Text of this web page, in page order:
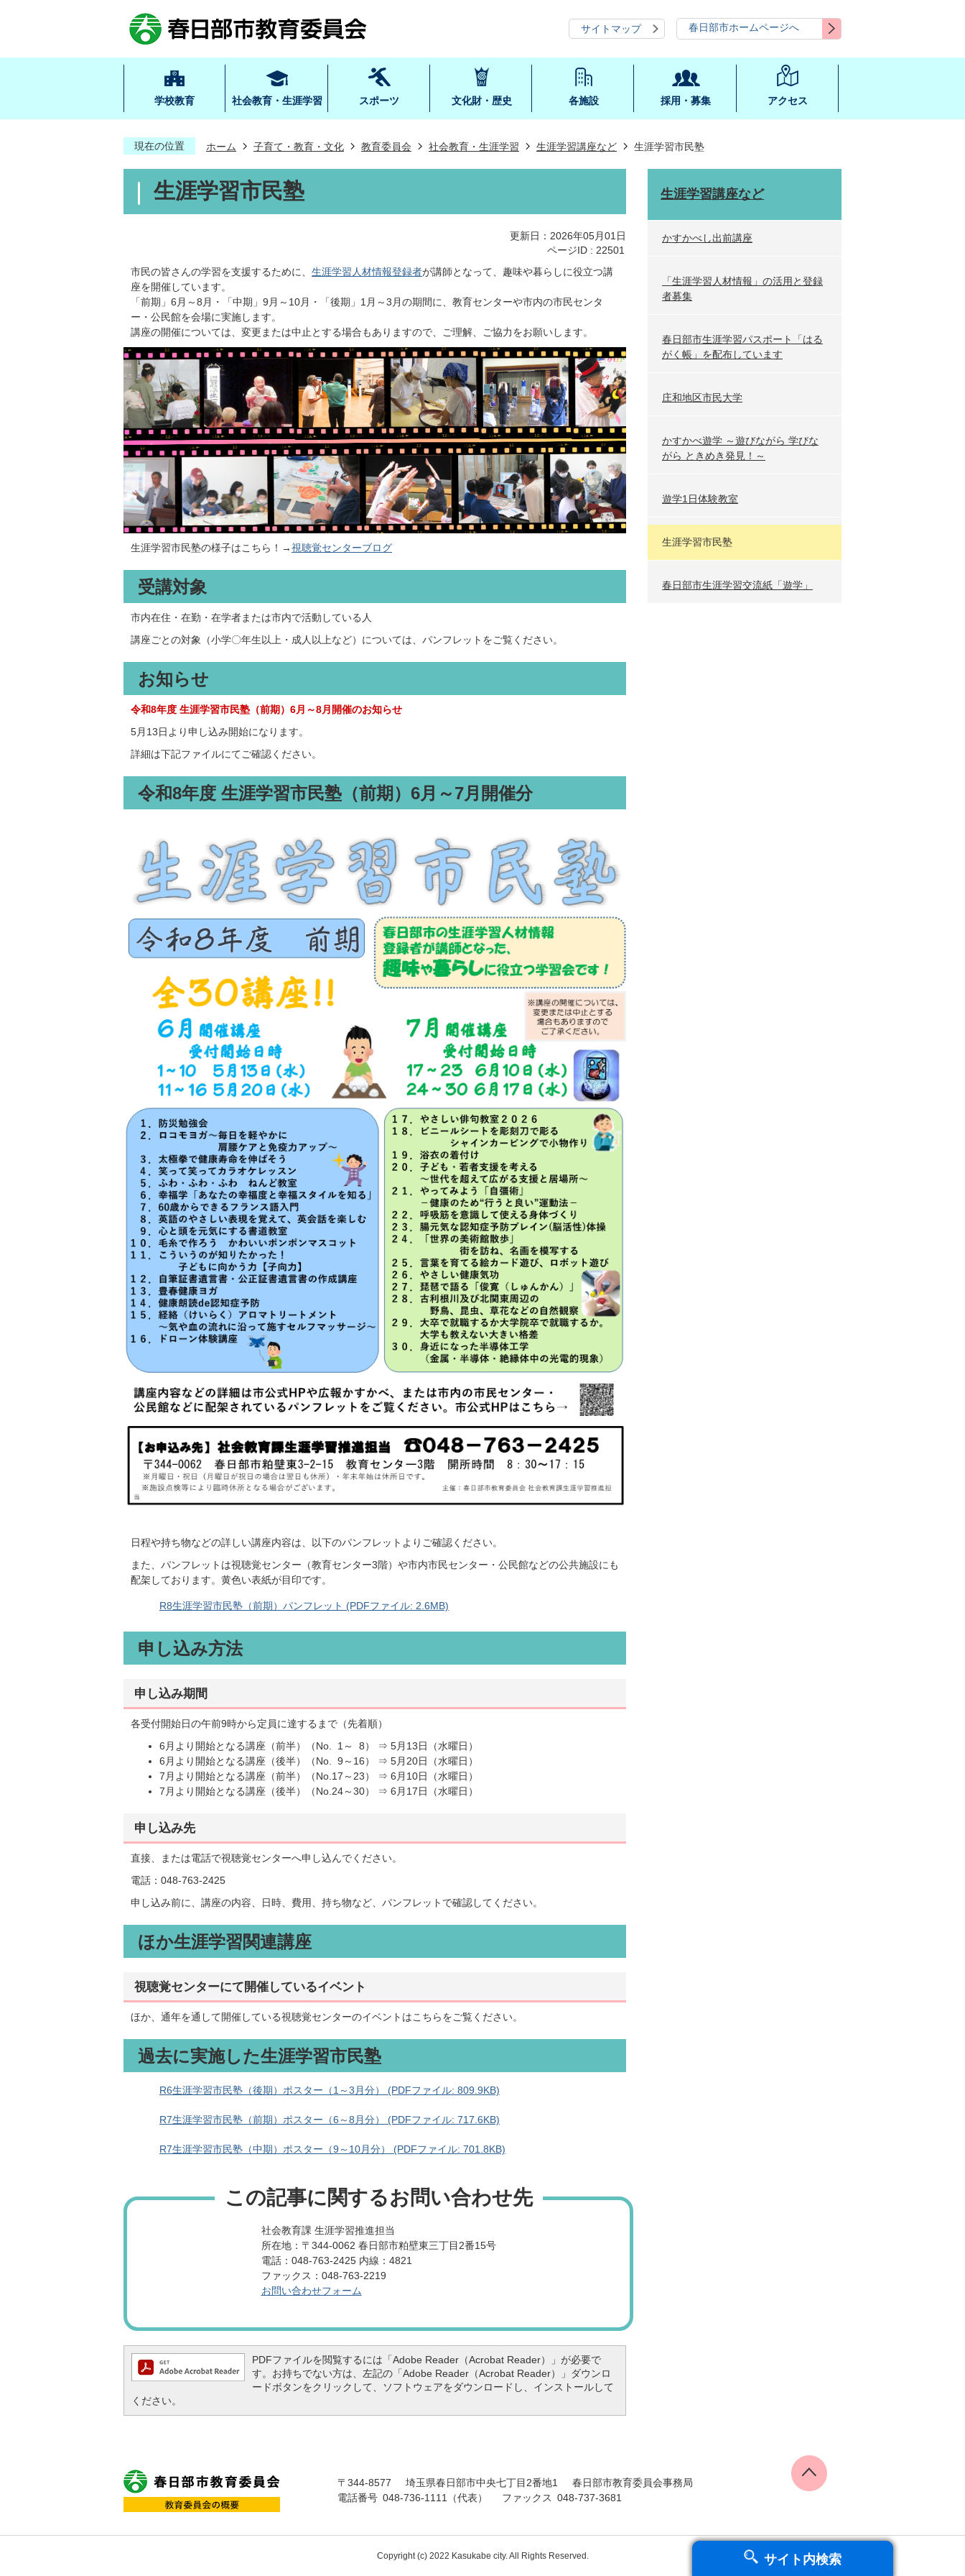
サイトマップ 春日部市ホームページへ
学校教育 社会教育・生涯学習 スポーツ 文化財・歴史 各施設 採用・募集 アクセス
現在の位置 ホーム 子育て・教育・文化 教育委員会 社会教育・生涯学習 生涯学習講座など 生涯学習市民塾
生涯学習市民塾
更新日：2026年05月01日
ページID : 22501
市民の皆さんの学習を支援するために、 生涯学習人材情報登録者が講師となって、趣味や暮らしに役立つ講
座を開催しています。
「前期」6月～8月・「中期」9月～10月・「後期」1月～3月の期間に、教育センターや市内の市民センタ
ー・公民館を会場に実施します。
講座の開催については、変更または中止とする場合もありますので、ご理解、ご協力をお願いします。
生涯学習市民塾の様子はこちら！→視聴覚センターブログ
受講対象
市内在住・在勤・在学者または市内で活動している人
講座ごとの対象（小学〇年生以上・成人以上など）については、パンフレットをご覧ください。
お知らせ
令和8年度 生涯学習市民塾（前期）6月～8月開催のお知らせ
5月13日より申し込み開始になります。
詳細は下記ファイルにてご確認ください。
令和8年度 生涯学習市民塾（前期）6月～7月開催分
日程や持ち物などの詳しい講座内容は、以下のパンフレットよりご確認ください。
また、パンフレットは視聴覚センター（教育センター3階）や市内市民センター・公民館などの公共施設にも
配架しております。黄色い表紙が目印です。
R8生涯学習市民塾（前期）パンフレット (PDFファイル: 2.6MB)
申し込み方法
申し込み期間
各受付開始日の午前9時から定員に達するまで（先着順）
6月より開始となる講座（前半）（No. 1～ 8） ⇒ 5月13日（水曜日）
6月より開始となる講座（後半）（No. 9～16） ⇒ 5月20日（水曜日）
7月より開始となる講座（前半）（No.17～23） ⇒ 6月10日（水曜日）
7月より開始となる講座（後半）（No.24～30） ⇒ 6月17日（水曜日）
申し込み先
直接、または電話で視聴覚センターへ申し込んでください。
電話：048-763-2425
申し込み前に、講座の内容、日時、費用、持ち物など、パンフレットで確認してください。
ほか生涯学習関連講座
視聴覚センターにて開催しているイベント
ほか、通年を通して開催している視聴覚センターのイベントはこちらをご覧ください。
過去に実施した生涯学習市民塾
R6生涯学習市民塾（後期）ポスター（1～3月分） (PDFファイル: 809.9KB)
R7生涯学習市民塾（前期）ポスター（6～8月分） (PDFファイル: 717.6KB)
R7生涯学習市民塾（中期）ポスター（9～10月分） (PDFファイル: 701.8KB)
この記事に関するお問い合わせ先
社会教育課 生涯学習推進担当
所在地：〒344-0062 春日部市粕壁東三丁目2番15号
電話：048-763-2425 内線：4821
ファックス：048-763-2219
お問い合わせフォーム
PDFファイルを閲覧するには「Adobe Reader（Acrobat Reader）」が必要で
す。お持ちでない方は、左記の「Adobe Reader（Acrobat Reader）」ダウンロ
ードボタンをクリックして、ソフトウェアをダウンロードし、インストールして
ください。
生涯学習講座など
かすかべし出前講座
「生涯学習人材情報」の活用と登録
者募集
春日部市生涯学習パスポート「はる
がく帳」を配布しています
庄和地区市民大学
かすかべ遊学 ～遊びながら 学びな
がら ときめき発見！～
遊学1日体験教室
生涯学習市民塾
春日部市生涯学習交流紙「遊学」
〒344-8577 埼玉県春日部市中央七丁目2番地1
春日部市教育委員会事務局
電話番号 048-736-1111（代表）
ファックス 048-737-3681
サイト内検索
Copyright (c) 2022 Kasukabe city. All Rights Reserved.